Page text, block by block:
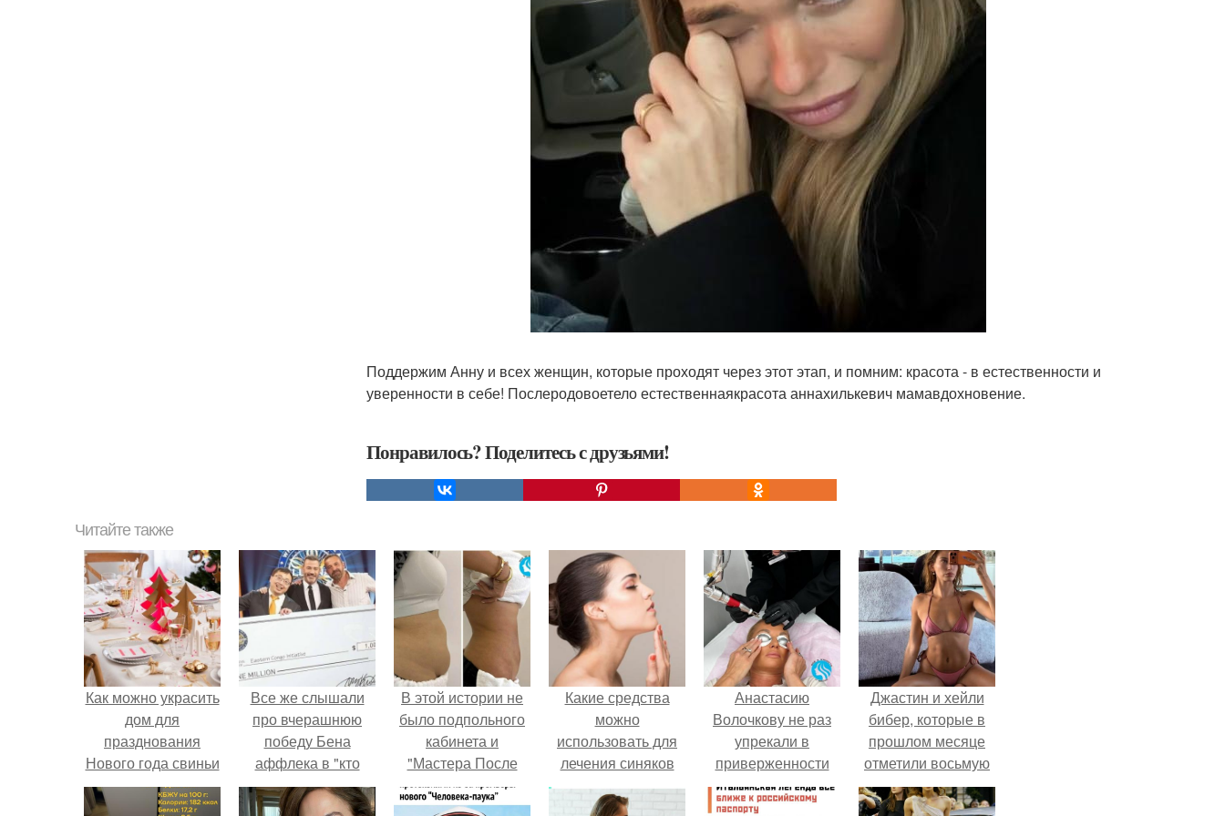
Поддержим Анну и всех женщин, которые проходят через этот этап, и помним: красота - в естественности и
уверенности в себе! Послеродовоетело естественнаякрасота аннахилькевич мамавдохновение.
Понравилось? Поделитесь с друзьями!
Читайте также
Как можно украсить
дом для
празднования
Нового года свиньи
Все же слышали
про вчерашнюю
победу Бена
аффлека в "кто
хочет стать
миллионером?
В этой истории не
было подпольного
кабинета и
"Мастера После
Двухнедельных
Курсов".
Какие средства
можно
использовать для
лечения синяков
под глазами
Анастасию
Волочкову не раз
упрекали в
приверженности
устаревшим бьюти -
процедурам.
Джастин и хейли
бибер, которые в
прошлом месяце
отметили восьмую
годовщину
помолвки, показали